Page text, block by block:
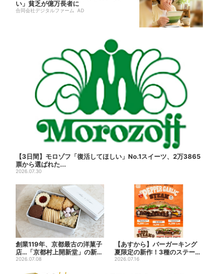
い」貧乏が億万長者に
合同会社デジタルファーム AD
【3日間】モロゾフ「復活してほしい」No.1スイーツ、2万3865
票から選ばれた...
2026.07.30
創業119年、京都最古の洋菓子
店…「京都村上開新堂」の新ブ
ランド誕生、行列店に
2026.07.08
【あすから】バーガーキング
夏限定の新作！3種のステーキ
ワッパー「暑さ乗り切れそう...
2026.07.16